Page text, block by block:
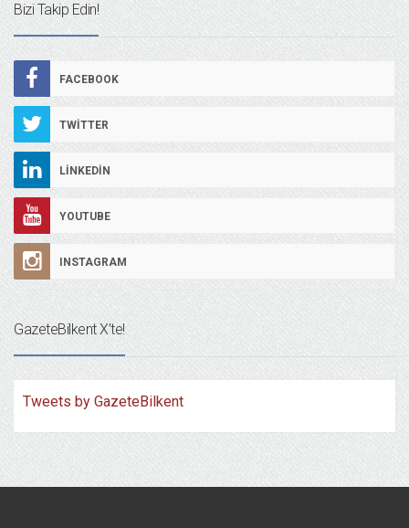
Bizi Takip Edin!
FACEBOOK
TWITTER
LINKEDIN
YOUTUBE
INSTAGRAM
GazeteBilkent X’te!
Tweets by GazeteBilkent